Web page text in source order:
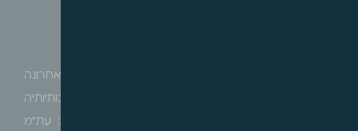
לעמדת המערכת מדובר בפסק דין שדומים לו ניתנו לאחרונה
והמעלים את הצורך בקביעת גבולות ברורים בנושא סמכותיותיה
של עירייה בגביית חובות באופן כוללני ואמורפי. בהם : עת"מ